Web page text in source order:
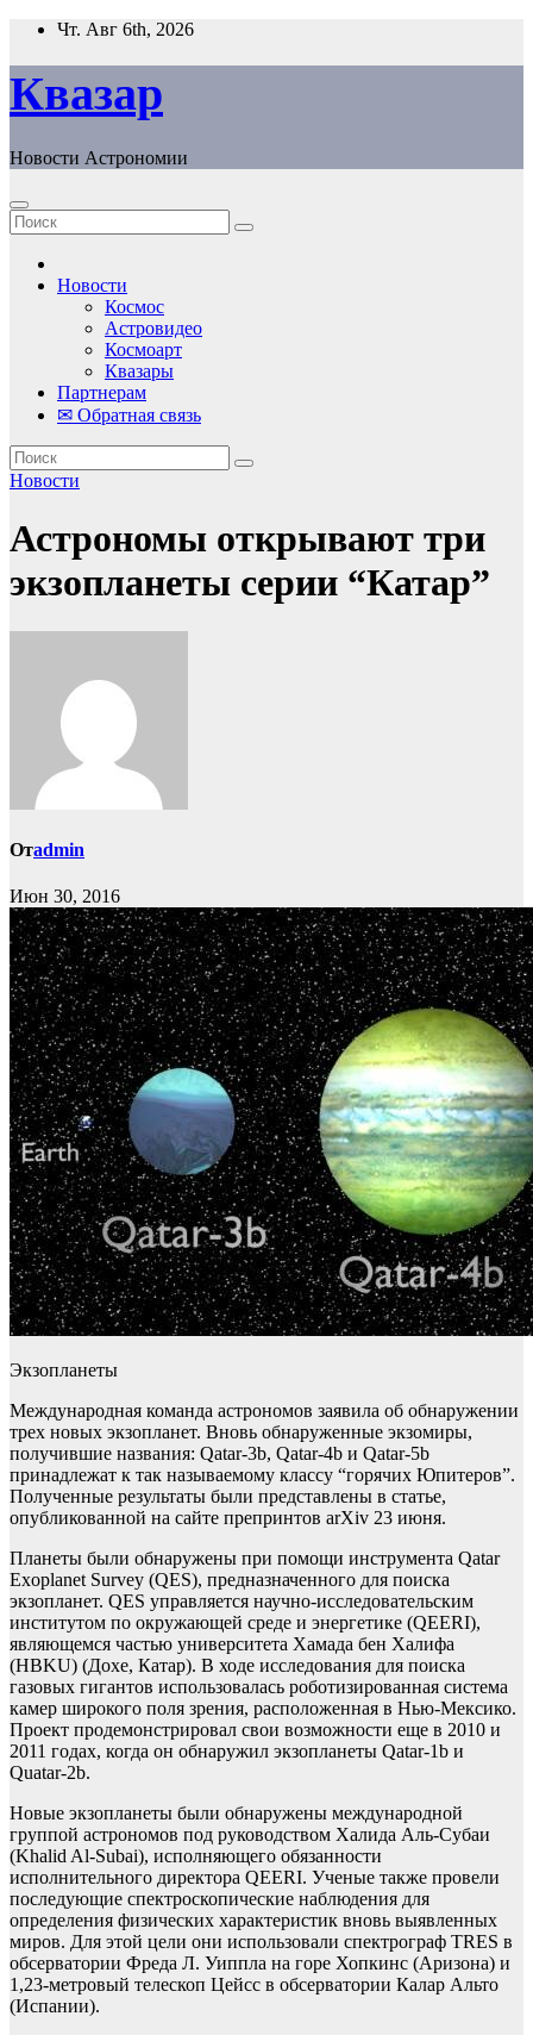
Перейти
содержанию
Чт. Авг 6th, 2026
Квазар
Новости Астрономии
Новости
Космос
Астровидео
Космоарт
Квазары
Партнерам
✉ Обратная связь
Новости
Астрономы открывают три
экзопланеты серии “Катар”
Отadmin
Июн 30, 2016
Экзопланеты
Международная команда астрономов заявила об обнаружении
трех новых экзопланет. Вновь обнаруженные экзомиры,
получившие названия: Qatar-3b, Qatar-4b и Qatar-5b
принадлежат к так называемому классу “горячих Юпитеров”.
Полученные результаты были представлены в статье,
опубликованной на сайте препринтов arXiv 23 июня.
Планеты были обнаружены при помощи инструмента Qatar
Exoplanet Survey (QES), предназначенного для поиска
экзопланет. QES управляется научно-исследовательским
институтом по окружающей среде и энергетике (QEERI),
являющемся частью университета Хамада бен Халифа
(HBKU) (Дохе, Катар). В ходе исследования для поиска
газовых гигантов использовалась роботизированная система
камер широкого поля зрения, расположенная в Нью-Мексико.
Проект продемонстрировал свои возможности еще в 2010 и
2011 годах, когда он обнаружил экзопланеты Qatar-1b и
Quatar-2b.
Новые экзопланеты были обнаружены международной
группой астрономов под руководством Халида Аль-Субаи
(Khalid Al-Subai), исполняющего обязанности
исполнительного директора QEERI. Ученые также провели
последующие спектроскопические наблюдения для
определения физических характеристик вновь выявленных
миров. Для этой цели они использовали спектрограф TRES в
обсерватории Фреда Л. Уиппла на горе Хопкинс (Аризона) и
1,23-метровый телескоп Цейсс в обсерватории Калар Альто
(Испании).